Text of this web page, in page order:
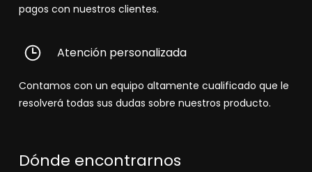
pagos con nuestros clientes.
Atención personalizada
Contamos con un equipo altamente cualificado que le
resolverá todas sus dudas sobre nuestros producto.
Dónde encontrarnos